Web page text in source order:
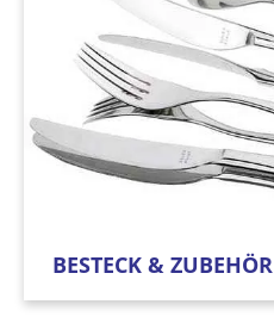
BESTECK & ZUBEHÖR